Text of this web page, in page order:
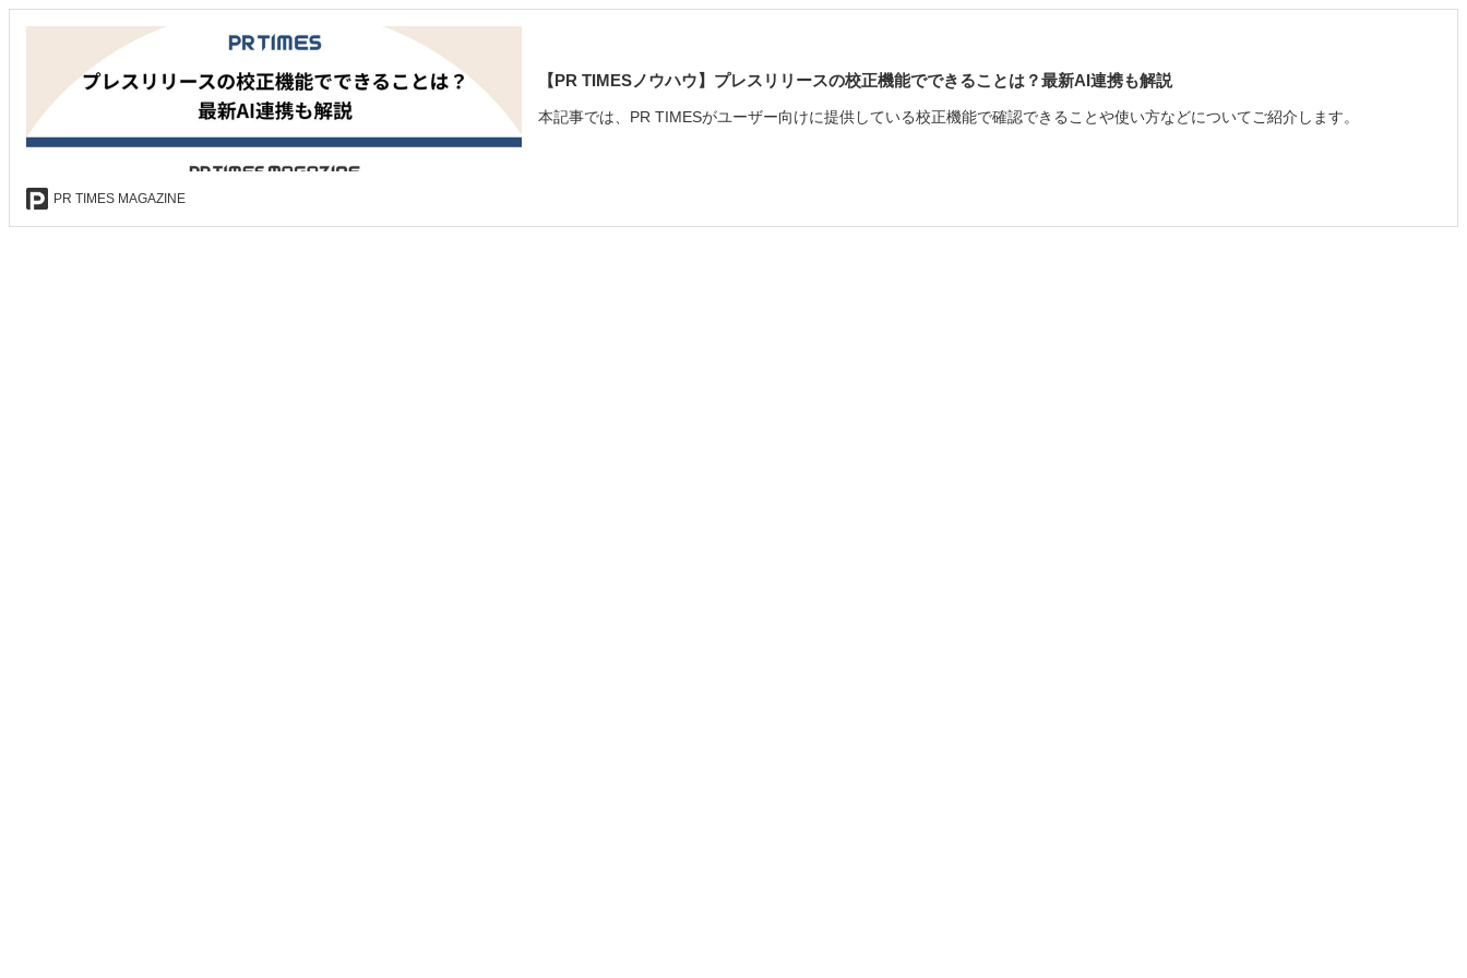
【PR TIMESノウハウ】プレスリリースの校正機能でできることは？最新AI連携も解説
本記事では、PR TIMESがユーザー向けに提供している校正機能で確認できることや使い方などについてご紹介します。
PR TIMES MAGAZINE